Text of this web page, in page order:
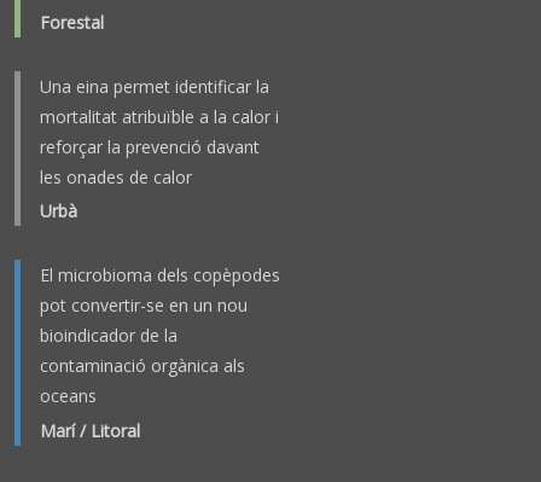
Forestal
Una eina permet identificar la
mortalitat atribuïble a la calor i
reforçar la prevenció davant
les onades de calor
Urbà
El microbioma dels copèpodes
pot convertir-se en un nou
bioindicador de la
contaminació orgànica als
oceans
Marí / Litoral